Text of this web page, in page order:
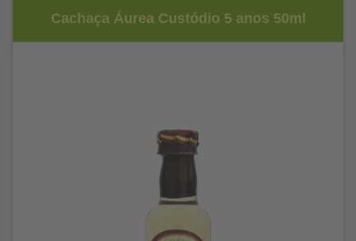
Cachaça Áurea Custódio 5 anos 50ml